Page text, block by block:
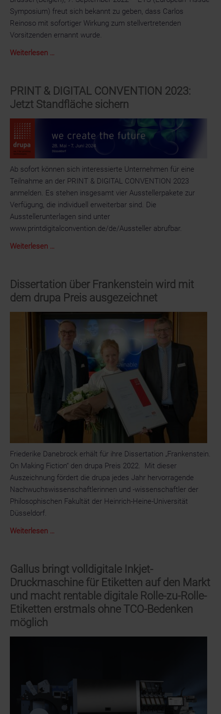
Symposium) freut sich bekannt zu geben, dass Carlos
Reinoso mit sofortiger Wirkung zum stellvertretenden
Vorsitzenden ernannt wurde.
Weiterlesen …
Reinoso
wird
bei
ETS
PRINT & DIGITAL CONVENTION 2023:
Jetzt Standfläche sichern
Ab sofort können sich interessierte Unternehmen für eine
Teilnahme an der PRINT & DIGITAL CONVENTION 2023
anmelden. Es stehen insgesamt vier Ausstellerpakete zur
Verfügung, die individuell erweiterbar sind. Die
Ausstellerunterlagen sind unter
www.printdigitalconvention.de/de/Aussteller abrufbar.
Weiterlesen …
CONVENTION
2023:
sichern
Dissertation über Frankenstein wird mit
dem drupa Preis ausgezeichnet
Friederike Danebrock erhält für ihre Dissertation „Frankenstein.
On Making Fiction“ den drupa Preis 2022. Mit dieser
Auszeichnung fördert die drupa jedes Jahr hervorragende
Nachwuchswissenschaftlerinnen und -wissenschaftler der
Philosophischen Fakultät der Heinrich-Heine-Universität
Düsseldorf.
Weiterlesen …
wird
mit
dem
drupa
Preis
Gallus bringt volldigitale Inkjet-
Druckmaschine für Etiketten auf den Markt
und macht rentable digitale Rolle-zu-Rolle-
Etiketten erstmals ohne TCO-Bedenken
möglich